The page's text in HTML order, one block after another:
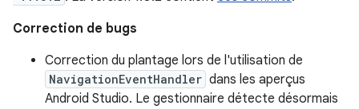
Correction de bugs
Correction du plantage lors de l'utilisation de
NavigationEventHandler dans les aperçus
Android Studio. Le gestionnaire détecte désormais